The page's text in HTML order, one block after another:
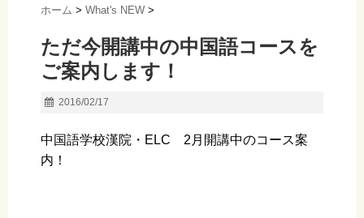
ホーム > What's NEW >
ただ今開講中の中国語コースを
ご案内します！
2016/02/17
中国語学校漢院・ELC 2月開講中のコース案
内！